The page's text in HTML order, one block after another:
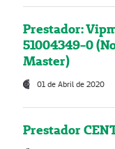
Prestador:
51004349-0
Master)
01 de Abril de 2020
Prestador